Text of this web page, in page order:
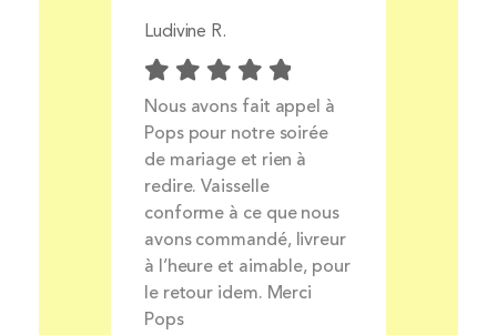
Ludivine R.
Nous avons fait appel à
Pops pour notre soirée
de mariage et rien à
redire. Vaisselle
conforme à ce que nous
avons commandé, livreur
à l’heure et aimable, pour
le retour idem. Merci
Pops